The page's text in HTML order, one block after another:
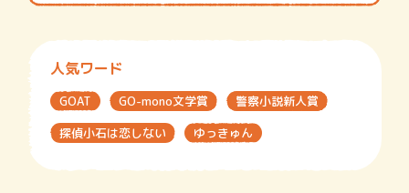
人気ワード
GOAT GO-mono文学賞
警察小説新人賞
探偵小石は恋しない
ゆっきゅん